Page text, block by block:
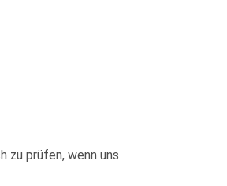
zu prüfen, wenn uns